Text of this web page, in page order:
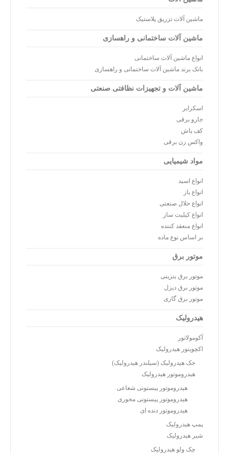
ماشین آلات تزریق پلاستیک
ماشین آلات ساختمانی و راهسازی
انواع ماشین آلات ساختمانی
بانک برند ماشین آلات ساختمانی و راهسازی
ماشین آلات و تجهیزات نظافتی صنعتی
اسکرابر
جارو برقی
کف پاش
واکس زن برقی
مواد شیمیایی
انواع اسید
انواع باز
انواع حلال صنعتی
انواع کیلیت ساز
انواع منعقد کننده
بر اساس نوع ماده
موتور برق
موتور برق بنزینی
موتور برق دیزل
موتور برق گازی
هیدرولیک
آکومولاتور
اکچویتور هیدرولیک
جک هیدرولیک (سیلندر هیدرولیک)
هیدروموتور هیدرولیک
هیدروموتور پیستونی شعاعی
هیدروموتور پیستونی محوری
هیدروموتور دنده ای
پمپ هیدرولیک
شیر هیدرولیک
چک ولو هیدرولیک